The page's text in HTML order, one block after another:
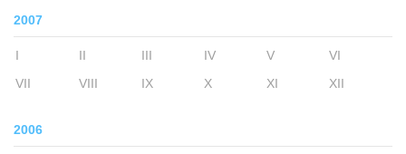
2007
I II III IV V
VI
VII
VIII IX X XI XII
2006